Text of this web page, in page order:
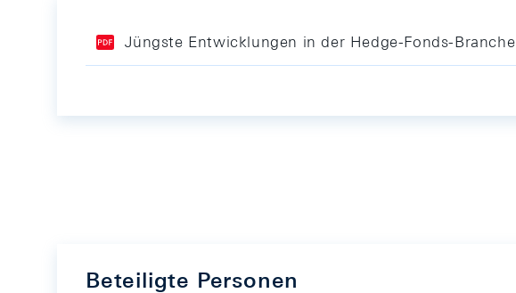
Jüngste Entwicklungen in der Hedge-Fonds-Branche
Beteiligte Personen